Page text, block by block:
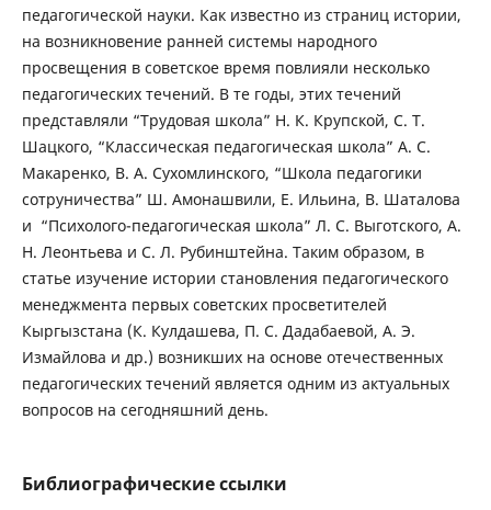
педагогической науки. Как известно из страниц истории,
на возникновение ранней системы народного
просвещения в советское время повлияли несколько
педагогических течений. В те годы, этих течений
представляли “Трудовая школа” Н. К. Крупской, С. Т.
Шацкого, “Классическая педагогическая школа” А. С.
Макаренко, В. А. Сухомлинского, “Школа педагогики
сотруничества” Ш. Амонашвили, Е. Ильина, В. Шаталова
и “Психолого-педагогическая школа” Л. С. Выготского, А.
Н. Леонтьева и С. Л. Рубинштейна. Таким образом, в
статье изучение истории становления педагогического
менеджмента первых советских просветителей
Кыргызстана (К. Кулдашева, П. С. Дадабаевой, А. Э.
Измайлова и др.) возникших на основе отечественных
педагогических течений является одним из актуальных
вопросов на сегодняшний день.
Библиографические ссылки